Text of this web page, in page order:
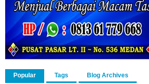
Popular Tags Blog Archives